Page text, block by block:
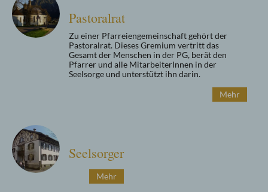
Pastoralrat
Zu einer Pfarreiengemeinschaft gehört der
Pastoralrat. Dieses Gremium vertritt das
Gesamt der Menschen in der PG, berät den
Pfarrer und alle MitarbeiterInnen in der
Seelsorge und unterstützt ihn darin.
Mehr
Seelsorger
Mehr